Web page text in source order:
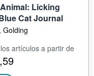
Licking
Cat Journal
Golding
artículos a partir de